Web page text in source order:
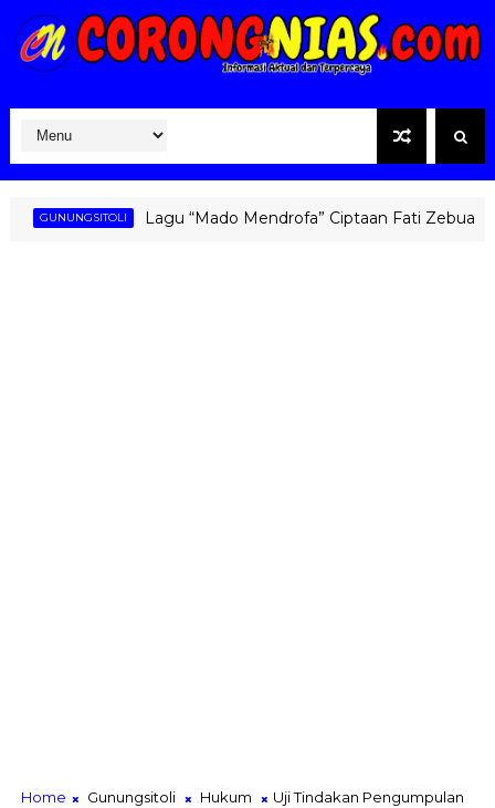
GUNUNGSITOLI Lagu “Mado Mendrofa” Ciptaan Fati Zebua
Home Gunungsitoli Hukum
Uji Tindakan Pengumpulan